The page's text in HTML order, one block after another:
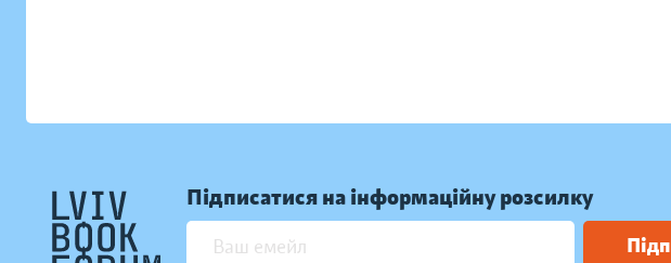
Підписатися на інформаційну розсилку